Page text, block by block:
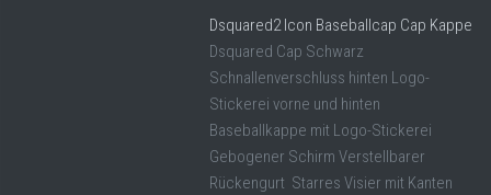
Dsquared2 Icon Baseballcap Cap Kappe
Dsquared Cap Schwarz
Schnallenverschluss hinten Logo-
Stickerei vorne und hinten
Baseballkappe mit Logo-Stickerei
Gebogener Schirm Verstellbarer
Rückengurt Starres Visier mit Kanten